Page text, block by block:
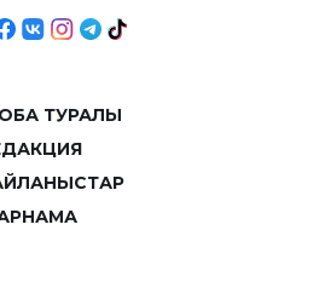
ТУРАЛЫ